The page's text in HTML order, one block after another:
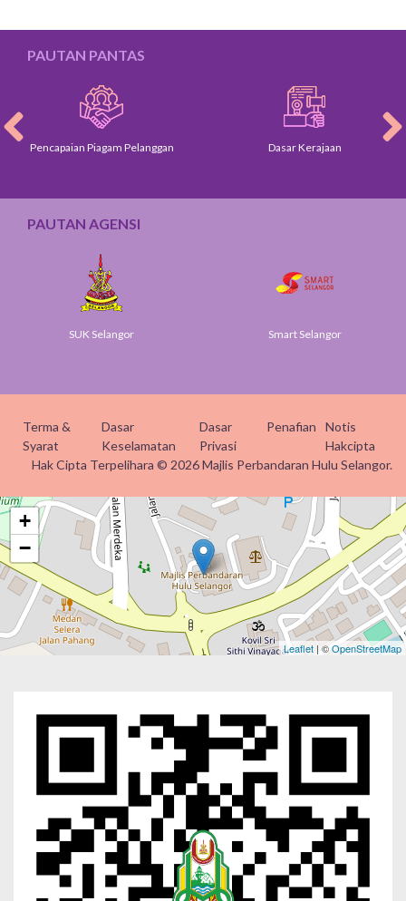
PAUTAN PANTAS
Pencapaian Piagam Pelanggan Dasar Kerajaan
PAUTAN AGENSI
SUK Selangor Smart Selangor
Terma &
Syarat
Dasar
Keselamatan
Dasar
Privasi
Penafian
Notis
Hakcipta
Hak Cipta Terpelihara © 2026 Majlis Perbandaran Hulu Selangor.
+
−
Leaflet | ©OpenStreetMap